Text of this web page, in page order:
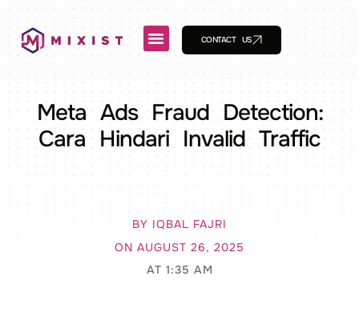
CONTACT US
Meta Ads Fraud Detection:
Cara Hindari Invalid Traffic
BY IQBAL FAJRI
ON AUGUST 26, 2025
AT 1:35 AM